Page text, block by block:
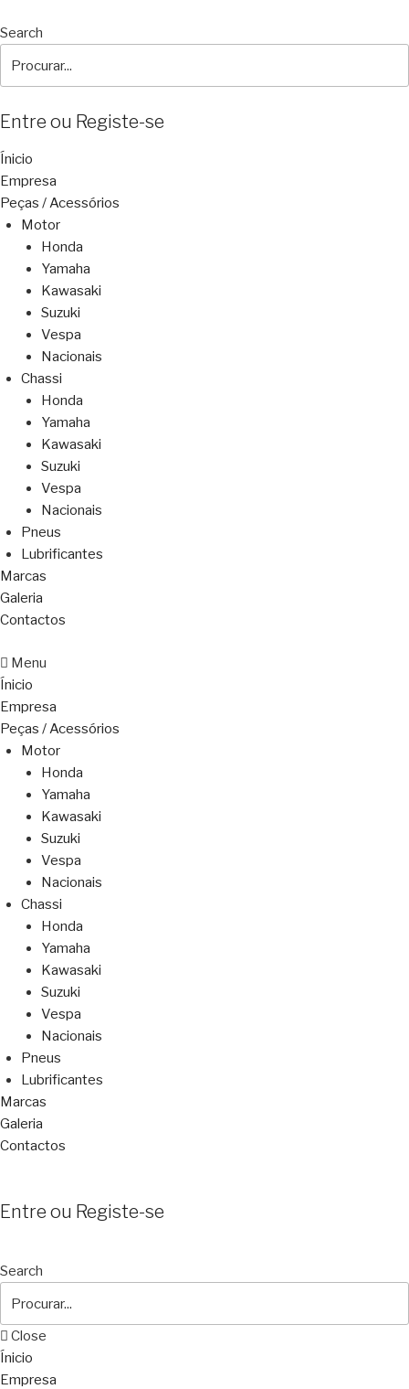
Search
Entre ou Registe-se
Ínicio
Empresa
Peças / Acessórios
Motor
Honda
Yamaha
Kawasaki
Suzuki
Vespa
Nacionais
Chassi
Honda
Yamaha
Kawasaki
Suzuki
Vespa
Nacionais
Pneus
Lubrificantes
Marcas
Galeria
Contactos
Menu
Ínicio
Empresa
Peças / Acessórios
Motor
Honda
Yamaha
Kawasaki
Suzuki
Vespa
Nacionais
Chassi
Honda
Yamaha
Kawasaki
Suzuki
Vespa
Nacionais
Pneus
Lubrificantes
Marcas
Galeria
Contactos
Entre ou Registe-se
Search
Close
Ínicio
Empresa